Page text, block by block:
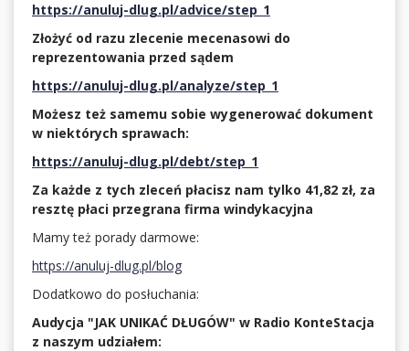
https://anuluj-dlug.pl/advice/step_1
Złożyć od razu zlecenie mecenasowi do
reprezentowania przed sądem
https://anuluj-dlug.pl/analyze/step_1
Możesz też samemu sobie wygenerować dokument
w niektórych sprawach:
https://anuluj-dlug.pl/debt/step_1
Za każde z tych zleceń płacisz nam tylko 41,82 zł, za
resztę płaci przegrana firma windykacyjna
Mamy też porady darmowe:
https://anuluj-dlug.pl/blog
Dodatkowo do posłuchania:
Audycja "JAK UNIKAĆ DŁUGÓW" w Radio KonteStacja
z naszym udziałem: